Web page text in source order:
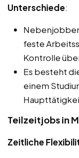
Unterschiede:
feste
Kontrolle
Es besteht
einem
Teilzeitjobs in
Zeitliche